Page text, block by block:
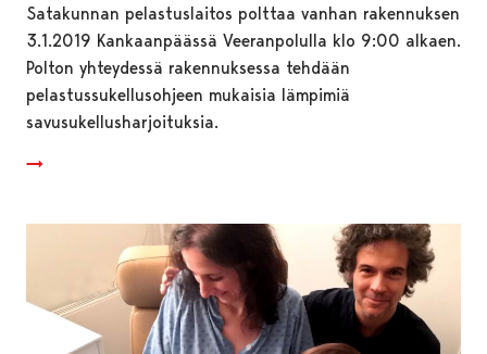
Satakunnan pelastuslaitos polttaa vanhan rakennuksen
3.1.2019 Kankaanpäässä Veeranpolulla klo 9:00 alkaen.
Polton yhteydessä rakennuksessa tehdään
pelastussukellusohjeen mukaisia lämpimiä
savusukellusharjoituksia.